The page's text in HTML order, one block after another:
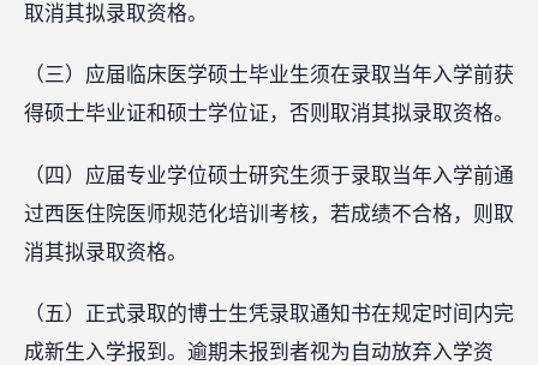
取消其拟录取资格。
（三）应届临床医学硕士毕业生须在录取当年入学前获
得硕士毕业证和硕士学位证，否则取消其拟录取资格。
（四）应届专业学位硕士研究生须于录取当年入学前通
过西医住院医师规范化培训考核，若成绩不合格，则取
消其拟录取资格。
（五）正式录取的博士生凭录取通知书在规定时间内完
成新生入学报到。逾期未报到者视为自动放弃入学资